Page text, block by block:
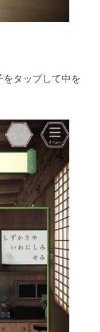
をタップして中を